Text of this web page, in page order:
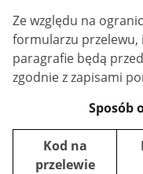
Ze względu na
formularzu przelewu,
paragrafie będą
zgodnie z zapisami
Sposób
Kod na
przelewie